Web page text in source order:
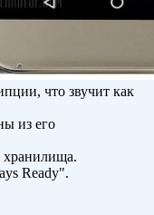
что звучит как
из его
хранилища.
Ready".